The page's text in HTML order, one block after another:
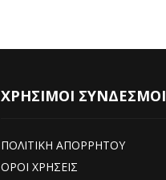
ΧΡΗΣΙΜΟΙ ΣΥΝΔΕΣΜΟΙ
ΠΟΛΙΤΙΚΗ ΑΠΟΡΡΗΤΟΥ
ΟΡΟΙ ΧΡΗΣΕΙΣ